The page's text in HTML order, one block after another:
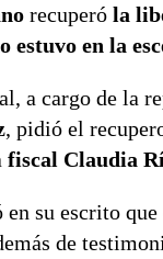
recuperó la
estuvo en la
a cargo de la
, pidió el
fiscal Claudia
su escrito que
de